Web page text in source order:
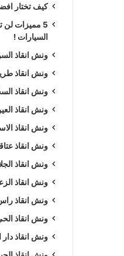
كيف تختار
5 مميزات لن
السيارات !
ونش انقاذ
ونش انقاذ
ونش انقاذ
ونش انقاذ
ونش انقاذ
ونش انقاذ
ونش انقاذ
ونش انقاذ
ونش انقاذ
ونش انقاذ
ونش انقاذ دار